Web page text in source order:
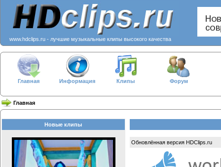
www.hdclips.ru - лучшие музыкальные клипы высокого качества
Главная Информация Клипы Форум
Главная
Новые клипы
Обновлённая версия HDClips.ru